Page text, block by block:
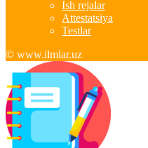
Ish rejalar
Attestatsiya
Testlar
© www.ilmlar.uz